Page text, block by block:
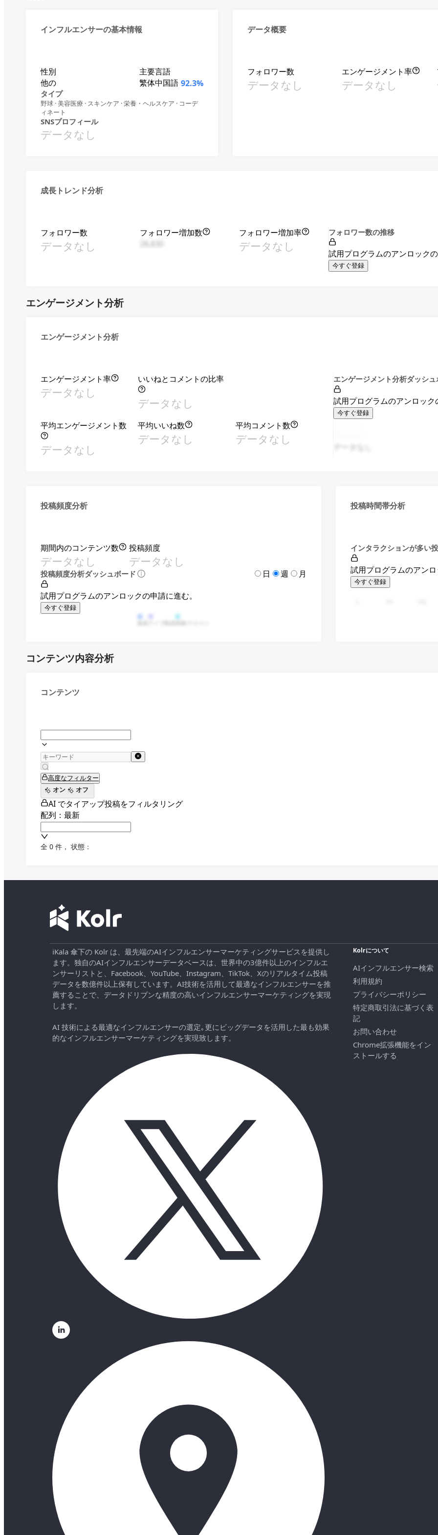
インフルエンサーの基本情報
性別
他の
主要言語
繁体中国語 92.3%
タイプ
野球 · 美容医療 · スキンケア · 栄養・ヘルスケア · コーデ
ィネート
SNSプロフィール
データなし
データ概要
フォロワー数
データなし
エンゲージメント率
データなし
成長トレンド分析
フォロワー数
データなし
フォロワー増加数
フォロワー増加率
データなし
フォロワー数の推移
試用プログラムのアンロックの
今すぐ登録
エンゲージメント分析
エンゲージメント分析
エンゲージメント率
データなし
いいねとコメントの比率
データなし
平均エンゲージメント数
データなし
平均いいね数
データなし
平均コメント数
データなし
エンゲージメント分析ダッシュ
試用プログラムのアンロック
今すぐ登録
投稿頻度分析
期間内のコンテンツ数
データなし
投稿頻度
データなし
投稿頻度分析ダッシュボード 日 週 月
試用プログラムのアンロックの申請に進む。
今すぐ登録
投稿時間帯分析
インタラクションが多い
試用プログラムのアンロ
今すぐ登録
コンテンツ内容分析
コンテンツ
高度なフィルター
オン
オフ
AI でタイアップ投稿をフィルタリング
配列：最新
全 0 件 ， 状態：
iKala 傘下の Kolr は、最先端のAIインフルエンサーマーケティングサービスを提供し
ます。独自のAIインフルエンサーデータベースは、世界中の3億件以上のインフルエ
ンサーリストと、Facebook、YouTube、Instagram、TikTok、Xのリアルタイム投稿
データを数億件以上保有しています。AI技術を活用して最適なインフルエンサーを推
薦することで、データドリブンな精度の高いインフルエンサーマーケティングを実現
します。
AI 技術による最適なインフルエンサーの選定｡更にビッグデータを活用した最も効果
的なインフルエンサーマーケティングを実現致します。
Kolrについて
AIインフルエンサー検索
利用規約
プライバシーポリシー
特定商取引法に基づく表
記
お問い合わせ
Chrome拡張機能をイン
ストールする